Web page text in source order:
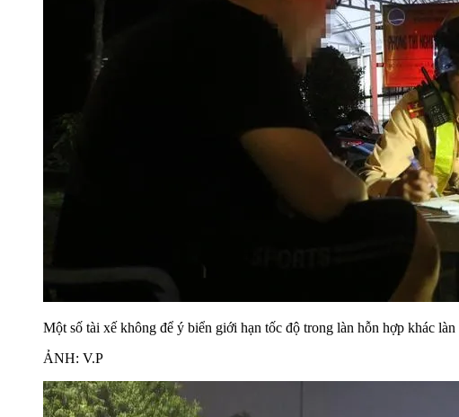
Một số tài xế không để ý biển giới hạn tốc độ trong làn hỗn hợp khác làn
ẢNH: V.P